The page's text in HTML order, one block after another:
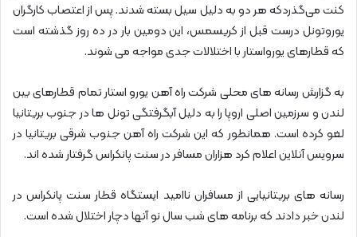
کنت می‌گذردکه هر دو به دلیل سیل بسته شدند. پس از اعتصاب کارگران
یوروتونل درست قبل از کریسمس، این دومین بار در ده روز گذشته است
که قطارهای یورواستار با اختلالات جدی مواجه می شوند.
به گزارش رسانه های محلی شرکت راه آهن یورو استار تمام قطارهای بین
لندن و سرزمین اصلی اروپا را به دلیل آبگرفتگی تونل ها در جنوب بریتانیا
لغو کرده است. همانطور که این شرکت راه آهن جنوب شرقی بریتانیا در
سرویس آنلاین اعلام کرد هزاران مسافر در سنت پانکراس گرفتار شده اند.
رسانه های بریتانیایی از مسافران ناامید ایستگاه قطار سنت پانکراس در
لندن خبر دادند که برنامه های شب سال نو آنها دچار اختلال شده است.